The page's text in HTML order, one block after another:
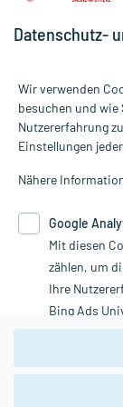
Alle Preise gelten
Informationen auf
die Untersuchung
Therapien
Google
unserer
nutzen Sie das
Vertrag
*Hinweise zu
Datenschutz-
Wir verwenden
besuchen und
Nutzererfahrung
Einstellungen
Nähere
Google
Mit diesen
zählen, um
Ihre
Bing Ads
Youtube-
Wir